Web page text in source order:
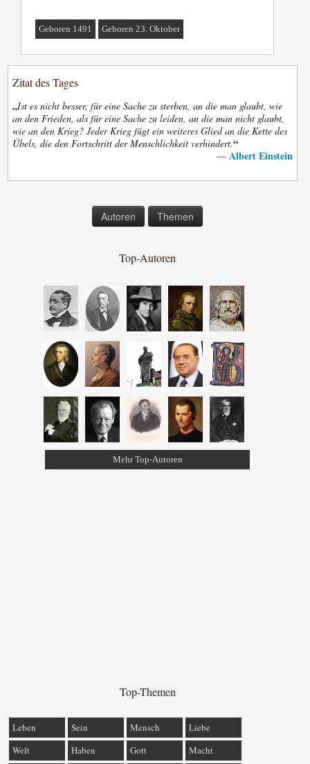
Geboren 1491 Geboren 23. Oktober
Zitat des Tages
„Ist es nicht besser, für eine Sache zu sterben, an die man glaubt, wie
an den Frieden, als für eine Sache zu leiden, an die man nicht glaubt,
wie an den Krieg? Jeder Krieg fügt ein weiteres Glied an die Kette des
Übels, die den Fortschritt der Menschlichkeit verhindert.“
— Albert Einstein
Autoren Themen
Top-Autoren
Mehr Top-Autoren
Top-Themen
Leben Sein Mensch
Liebe
Welt
Haben Gott Macht